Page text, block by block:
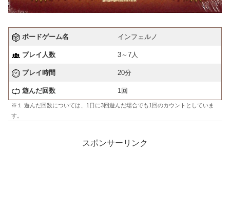
ボードゲーム名 インフェルノ
プレイ人数 3～7人
プレイ時間 20分
遊んだ回数 1回
※１ 遊んだ回数については、1日に3回遊んだ場合でも1回のカウントとしていま
す。
スポンサーリンク